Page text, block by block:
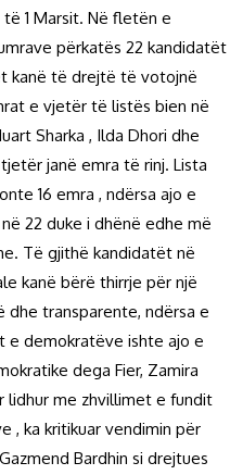
1 Marsit. Në fletën e
përkatës 22 kandidatët
kanë të drejtë të votojnë
e vjetër të listës bien në
Sharka , Ilda Dhori dhe
janë emra të rinj. Lista
16 emra , ndërsa ajo e
22 duke i dhënë edhe më
Të gjithë kandidatët në
kanë bërë thirrje për një
transparente, ndërsa e
e demokratëve ishte ajo e
dega Fier, Zamira
lidhur me zhvillimet e fundit
, ka kritikuar vendimin për
Bardhin si drejtues